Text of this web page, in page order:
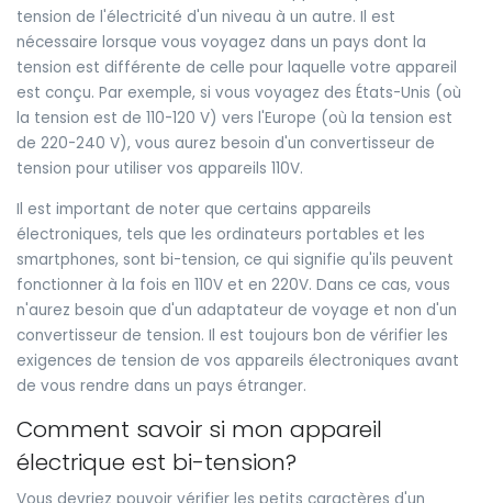
tension de l'électricité d'un niveau à un autre. Il est
nécessaire lorsque vous voyagez dans un pays dont la
tension est différente de celle pour laquelle votre appareil
est conçu. Par exemple, si vous voyagez des États-Unis (où
la tension est de 110-120 V) vers l'Europe (où la tension est
de 220-240 V), vous aurez besoin d'un convertisseur de
tension pour utiliser vos appareils 110V.
Il est important de noter que certains appareils
électroniques, tels que les ordinateurs portables et les
smartphones, sont bi-tension, ce qui signifie qu'ils peuvent
fonctionner à la fois en 110V et en 220V. Dans ce cas, vous
n'aurez besoin que d'un adaptateur de voyage et non d'un
convertisseur de tension. Il est toujours bon de vérifier les
exigences de tension de vos appareils électroniques avant
de vous rendre dans un pays étranger.
Comment savoir si mon appareil
électrique est bi-tension?